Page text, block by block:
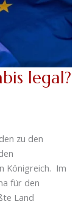
legal?
zu den
Königreich. Im
für den
Land